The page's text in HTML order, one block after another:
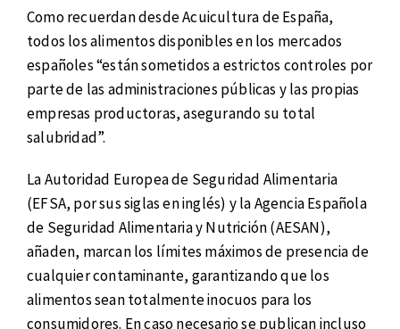
Como recuerdan desde Acuicultura de España,
todos los alimentos disponibles en los mercados
españoles “están sometidos a estrictos controles por
parte de las administraciones públicas y las propias
empresas productoras, asegurando su total
salubridad”.
La Autoridad Europea de Seguridad Alimentaria
(EFSA, por sus siglas en inglés) y la Agencia Española
de Seguridad Alimentaria y Nutrición (AESAN),
añaden, marcan los límites máximos de presencia de
cualquier contaminante, garantizando que los
alimentos sean totalmente inocuos para los
consumidores. En caso necesario se publican incluso